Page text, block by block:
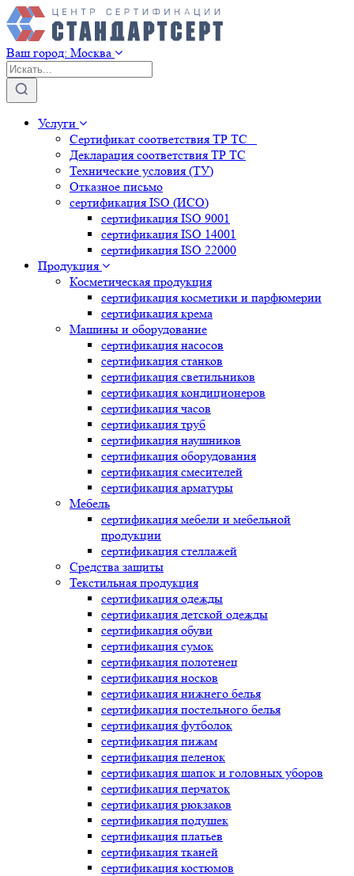
Ваш город: Москва
Услуги
Сертификат соответствия ТР ТС
Декларация соответствия ТР ТС
Технические условия (ТУ)
Отказное письмо
сертификация ISO (ИСО)
сертификация ISO 9001
сертификация ISO 14001
сертификация ISO 22000
Продукция
Косметическая продукция
сертификация косметики и парфюмерии
сертификация крема
Машины и оборудование
сертификация насосов
сертификация станков
сертификация светильников
сертификация кондиционеров
сертификация часов
сертификация труб
сертификация наушников
сертификация оборудования
сертификация смесителей
сертификация арматуры
Мебель
сертификация мебели и мебельной
продукции
сертификация стеллажей
Средства защиты
Текстильная продукция
сертификация одежды
сертификация детской одежды
сертификация обуви
сертификация сумок
сертификация полотенец
сертификация носков
сертификация нижнего белья
сертификация постельного белья
сертификация футболок
сертификация пижам
сертификация пеленок
сертификация шапок и головных уборов
сертификация перчаток
сертификация рюкзаков
сертификация подушек
сертификация платьев
сертификация тканей
сертификация костюмов